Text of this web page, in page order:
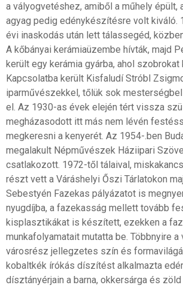
a vályogvetéshez, amiből a műhely épült,
agyag pedig edénykészítésre volt kiváló.
évi inaskodás után lett tálassegéd,
A kőbányai kerámiaüzembe hívták, majd
került egy kerámia gyárba, ahol
Kapcsolatba került Kisfaludí Stróbl
iparművészekkel, tőlük sok
el. Az 1930-as évek elején tért vissza
megházasodott itt más nem lévén
megkeresni a kenyerét. Az 1954-.ben
megalakult Népművészek Háziipari
csatlakozott. 1972-től tálaival,
részt vett a Váráshelyi Őszi Tárlatokon
Sebestyén Fazekas pályázatot is
nyugdíjba, a fazekasság mellett tovább
kisplasztikákat is készített, ezekken a
munkafolyamatait mutatta be. Többnyire
városrész jellegzetes szín és
kobaltkék írókás díszítést alkalmazta
dísztányérjain a barna, okkersárga és